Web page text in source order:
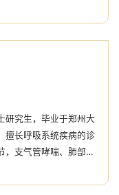
积液、肺栓塞、肺癌、
系统疾病。多次参与呼
研究生，毕业于郑州大
擅长呼吸系统疾病的诊
，支气管哮喘、肺部感
系统疾病的诊断及治